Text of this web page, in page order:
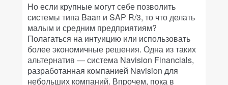
Но если крупные могут себе позволить
системы типа Baan и SAP R/3, то что делать
малым и средним предприятиям?
Полагаться на интуицию или использовать
более экономичные решения. Одна из таких
альтернатив — система Navision Financials,
разработанная компанией Navision для
небольших компаний. Впрочем, пока в